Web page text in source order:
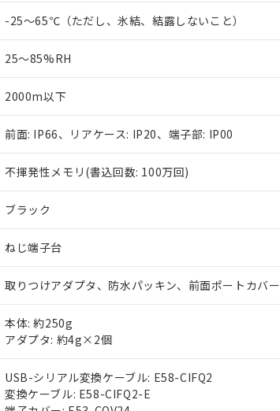
-25～65℃（ただし、氷結、結露しないこと）
25～85%RH
2000m以下
前面: IP66、リアケース: IP20、端子部: IP00
不揮発性メモリ(書込回数: 100万回)
ブラック
ねじ端子台
取りつけアダプタ、防水パッキン、前面ポートカバー
本体: 約250g
アダプタ: 約4g×2個
USB-シリアル変換ケーブル: E58-CIFQ2
変換ケーブル: E58-CIFQ2-E